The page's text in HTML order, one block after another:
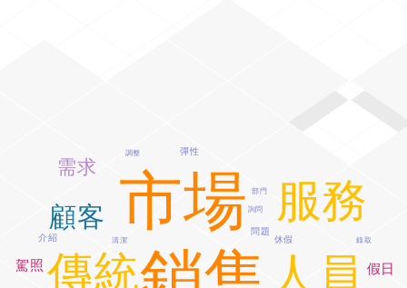
市場
傳統 人員
服務
顧客
需求
駕照 假日
問題
介紹 休假
彈性
清潔
詢問
部門
錄取
調整